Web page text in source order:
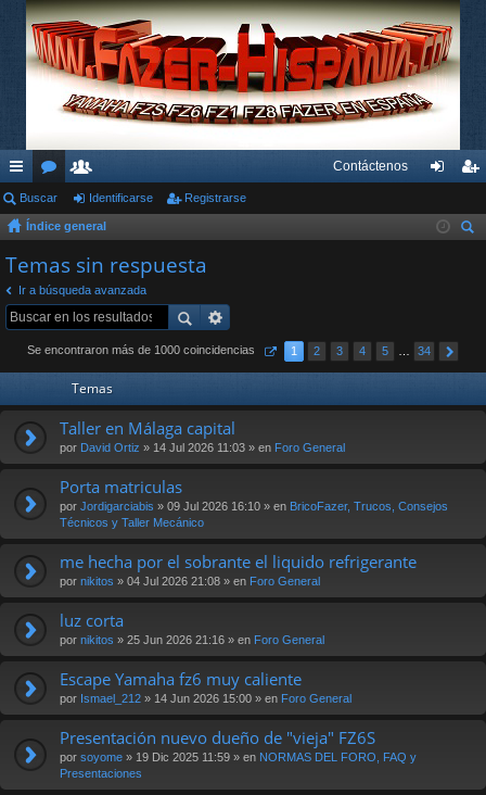
nl
ac
es
rá
pi
or
os
su
ari
os
Contáctenos
nti ist
Buscar Identificarse Registrarse
Índice general
Temas sin respuesta
Ir a búsqueda avanzada
Se encontraron más de 1000 coincidencias 1 2 3 4 5 34
Temas
Taller en Málaga capital
por David Ortiz » 14 Jul 2026 11:03 » en Foro General
Porta matriculas
por Jordigarciabis » 09 Jul 2026 16:10 » en BricoFazer, Trucos, Consejos
Técnicos y Taller Mecánico
me hecha por el sobrante el liquido refrigerante
por nikitos » 04 Jul 2026 21:08 » en Foro General
luz corta
por nikitos » 25 Jun 2026 21:16 » en Foro General
Escape Yamaha fz6 muy caliente
por Ismael_212 » 14 Jun 2026 15:00 » en Foro General
Presentación nuevo dueño de "vieja" FZ6S
por soyome » 19 Dic 2025 11:59 » en NORMAS DEL FORO, FAQ y
Presentaciones